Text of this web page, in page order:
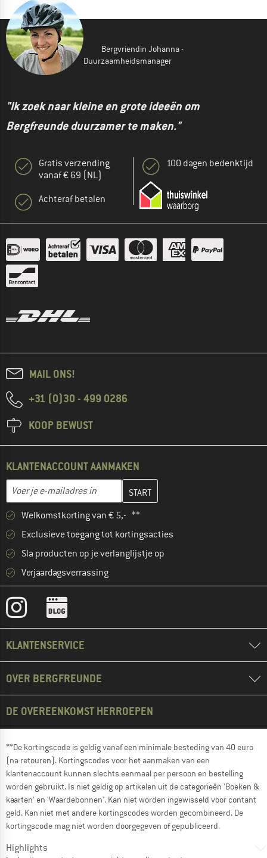
Bergvriendin Johanna -
Duurzaamheidsmanager
"Ik zoek naar kleine en grote ideeën om
Bergfreunde duurzamer te maken."
Gratis verzending
vanaf € 69 (NL)
Achteraf betalen
100 dagen bedenktijd
MAIL ONS!
+31 (0)30 - 499 0286
KOOP BEWUST
KLANTENACCOUNT AANMAKEN
E-mailadres
Vul je e-mailadres hier in en maak in de volgende stap je
Welkomstkorting van € 5,- **
Exclusieve toegang tot kortingsacties
Sla producten op je verlanglijstje op
Verjaardagsverrassing
KLANTENSERVICE
OVER BERGFREUNDE
DE OVEREENKOMST HERROEPEN
**De kortingscode is geldig vanaf een minimale besteding van 40 euro
(na retouren). Kortingscodes voor het aanmaken van een
klantenaccount kunnen slechts eenmaal per persoon en bestelling
worden gebruikt. Is niet geldig op artikelen uit de categorieën 'Boeken &
kaarten' en 'Waardebonnen'. Kan niet worden ingewisseld voor contant
geld. Kan niet met andere kortingscodes worden gecombineerd. De
kortingscode mag niet worden doorgegeven of gepubliceerd.
Highlights